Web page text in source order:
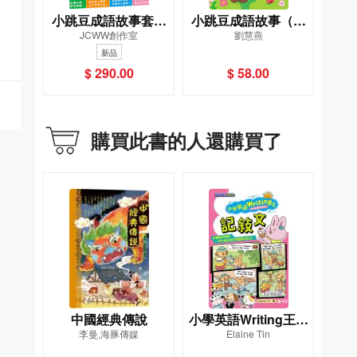
小跳豆成語故事套裝
（一套5冊）[新雅．
點讀樂園]
JCWW創作室
新品
$ 290.00
小跳豆成語故事（處
事篇）[新雅．點讀樂
劉慧燕
$ 58.00
購買此書的人還購買了
中國經典傳說
李曼,海豚傳媒
小學英語Writing王：
記敍文（趣味漫畫學
Elaine Tin